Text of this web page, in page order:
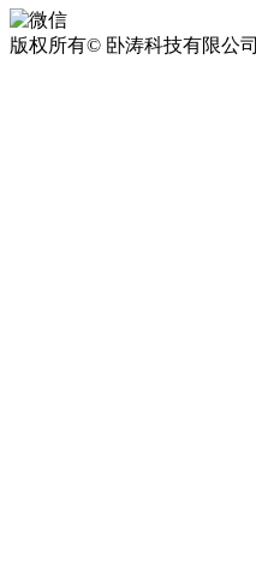
版权所有© 卧涛科技有限公司